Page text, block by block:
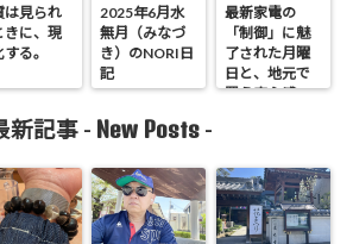
は見られ
きに、現
る。
2025年6月水
無月（みなづ
き）のNORI日
記
最新家電の
「制御」に魅
了された月曜
日と、地元で
買う安心感
新記事 - New Posts -